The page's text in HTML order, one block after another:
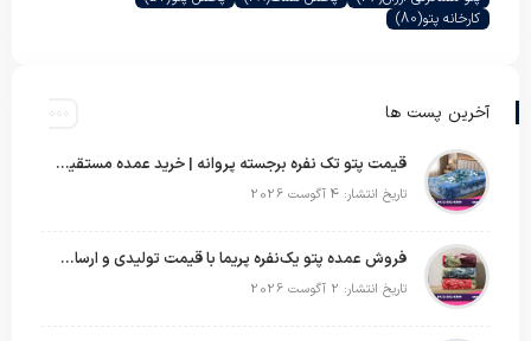
کارخانه پتو(80)
آخرین پست ها
قیمت پتو تک نفره برجسته پروانه | خرید عمده مستقیم با بهترین قیمت بازار
تاریخ انتشار: 4 آگوست 2026
فروش عمده پتو یک‌نفره پریما با قیمت تولیدی و ارسال به سراسر کشور
تاریخ انتشار: 2 آگوست 2026